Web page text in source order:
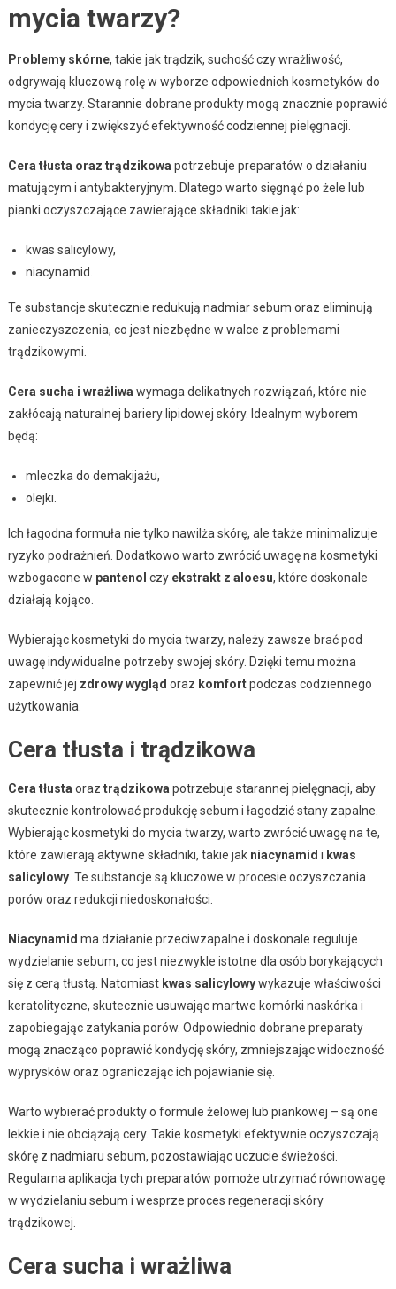
mycia twarzy?
Problemy skórne, takie jak trądzik, suchość czy wrażliwość,
odgrywają kluczową rolę w wyborze odpowiednich kosmetyków do
mycia twarzy. Starannie dobrane produkty mogą znacznie poprawić
kondycję cery i zwiększyć efektywność codziennej pielęgnacji.
Cera tłusta oraz trądzikowa potrzebuje preparatów o działaniu
matującym i antybakteryjnym. Dlatego warto sięgnąć po żele lub
pianki oczyszczające zawierające składniki takie jak:
kwas salicylowy,
niacynamid.
Te substancje skutecznie redukują nadmiar sebum oraz eliminują
zanieczyszczenia, co jest niezbędne w walce z problemami
trądzikowymi.
Cera sucha i wrażliwa wymaga delikatnych rozwiązań, które nie
zakłócają naturalnej bariery lipidowej skóry. Idealnym wyborem
będą:
mleczka do demakijażu,
olejki.
Ich łagodna formuła nie tylko nawilża skórę, ale także minimalizuje
ryzyko podrażnień. Dodatkowo warto zwrócić uwagę na kosmetyki
wzbogacone w pantenol czy ekstrakt z aloesu, które doskonale
działają kojąco.
Wybierając kosmetyki do mycia twarzy, należy zawsze brać pod
uwagę indywidualne potrzeby swojej skóry. Dzięki temu można
zapewnić jej zdrowy wygląd oraz komfortpodczas codziennego
użytkowania.
Cera tłusta i trądzikowa
Cera tłusta oraz trądzikowa potrzebuje starannej pielęgnacji, aby
skutecznie kontrolować produkcję sebum i łagodzić stany zapalne.
Wybierając kosmetyki do mycia twarzy, warto zwrócić uwagę na te,
które zawierają aktywne składniki, takie jak niacynamid i kwas
salicylowy. Te substancje są kluczowe w procesie oczyszczania
porów oraz redukcji niedoskonałości.
Niacynamid ma działanie przeciwzapalne i doskonale reguluje
wydzielanie sebum, co jest niezwykle istotne dla osób borykających
się z cerą tłustą. Natomiast kwas salicylowywykazuje właściwości
keratolityczne, skutecznie usuwając martwe komórki naskórka i
zapobiegając zatykania porów. Odpowiednio dobrane preparaty
mogą znacząco poprawić kondycję skóry, zmniejszając widoczność
wyprysków oraz ograniczając ich pojawianie się.
Warto wybierać produkty o formule żelowej lub piankowej – są one
lekkie i nie obciążają cery. Takie kosmetyki efektywnie oczyszczają
skórę z nadmiaru sebum, pozostawiając uczucie świeżości.
Regularna aplikacja tych preparatów pomoże utrzymać równowagę
w wydzielaniu sebum i wesprze proces regeneracji skóry
trądzikowej.
Cera sucha i wrażliwa